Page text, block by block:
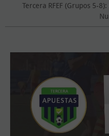
Tercera RFEF (Grupos 5-